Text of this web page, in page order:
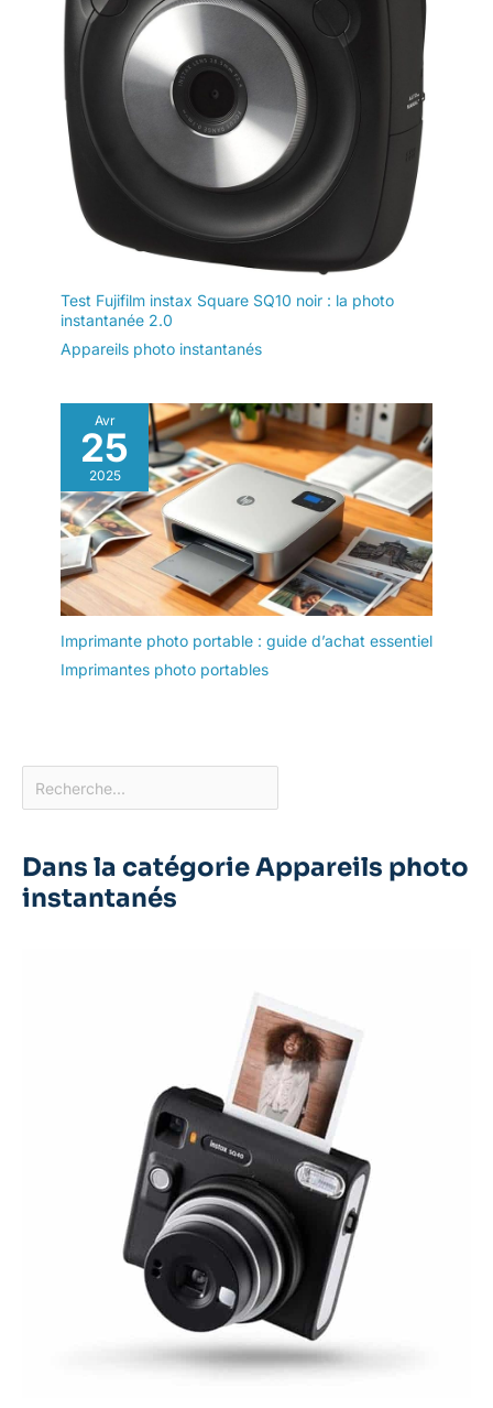
Test Fujifilm instax Square SQ10 noir : la photo
instantanée 2.0
Appareils photo instantanés
Avr
25
2025
Imprimante photo portable : guide d’achat essentiel
Imprimantes photo portables
Dans la catégorie Appareils photo
instantanés